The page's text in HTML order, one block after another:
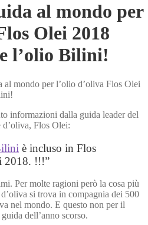
al mondo per
Olei 2018
l’olio Bilini!
al mondo per l’olio d’oliva Flos Olei
informazioni dalla guida leader del
d’oliva, Flos Olei:
è incluso in Flos
2018. !!!”
Per molte ragioni però la cosa più
si trova in compagnia dei 500
nel mondo. E questo non per il
dell’anno scorso.